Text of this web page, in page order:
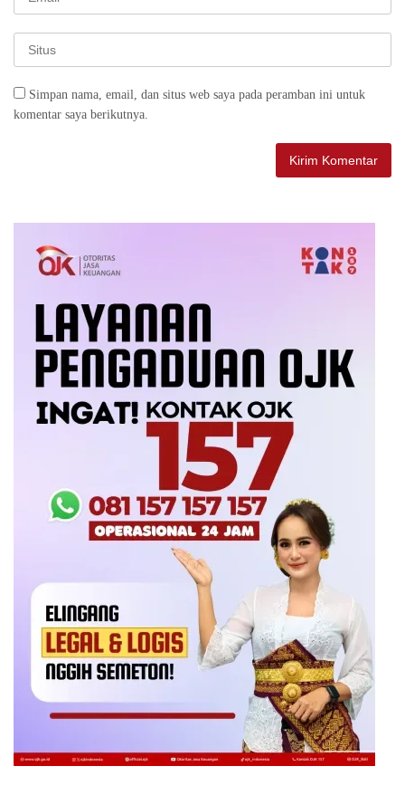
Simpan nama, email, dan situs web saya pada peramban ini untuk
komentar saya berikutnya.